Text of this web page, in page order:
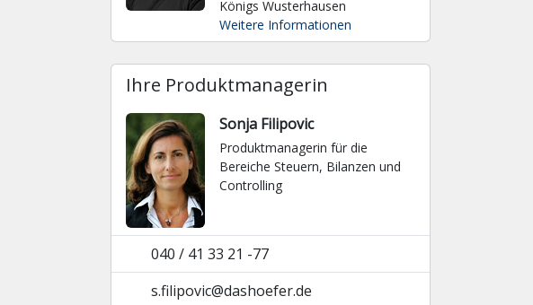
Königs Wusterhausen
Weitere Informationen
Ihre Produktmanagerin
Sonja Filipovic
Produktmanagerin für die
Bereiche Steuern, Bilanzen und
Controlling
040 / 41 33 21 -77
s.filipovic@dashoefer.de